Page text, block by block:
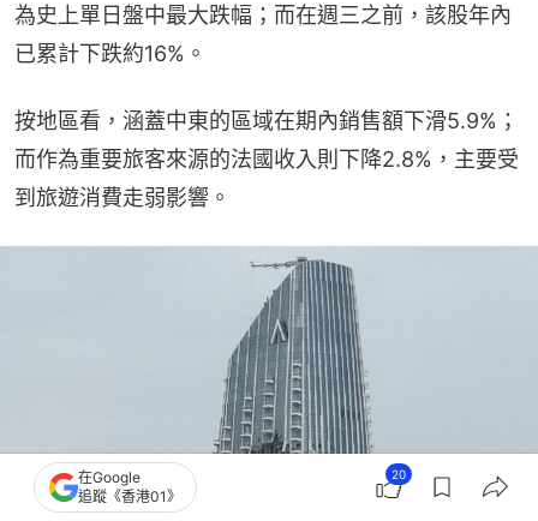
為史上單日盤中最大跌幅；而在週三之前，該股年內
已累計下跌約16%。
按地區看，涵蓋中東的區域在期內銷售額下滑5.9%；
而作為重要旅客來源的法國收入則下降2.8%，主要受
到旅遊消費走弱影響。
在Google
追蹤《香港01》
20